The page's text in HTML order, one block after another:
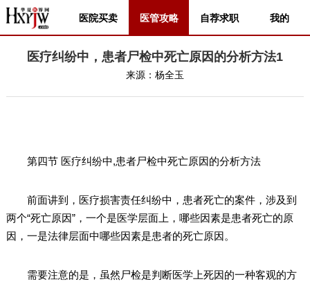
医院买卖 医管攻略 自荐求职 我的
医疗纠纷中，患者尸检中死亡原因的分析方法1
来源： 杨全玉
第四节 医疗纠纷中,患者尸检中死亡原因的分析方法
前面讲到，医疗损害责任纠纷中，患者死亡的案件，涉及到
两个“死亡原因”，一个是医学层面上，哪些因素是患者死亡的原
因，一是法律层面中哪些因素是患者的死亡原因。
需要注意的是，虽然尸检是判断医学上死因的一种客观的方